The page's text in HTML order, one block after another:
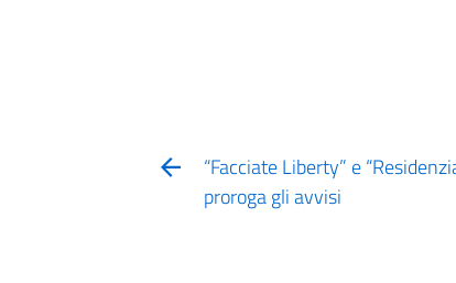
“Facciate Liberty” e
proroga gli avvisi